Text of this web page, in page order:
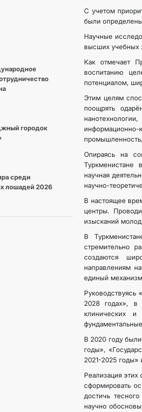
городок
среди
лошадей 2026
С учетом
были
Научные
высших учебных
Как отмечает
воспитанию
потенциалом,
Этим целям
поощрять
Опираясь на
Туркменистане
научная
научно-
В настоящее
центры.
изысканий
В
стремительно
создаются
направлениям
единый
Руководствуясь
2028 годах», в
клинических и
В 2020 году
годы»,
2021-2025 годы»
Реализация
сформировать
достичь
научно